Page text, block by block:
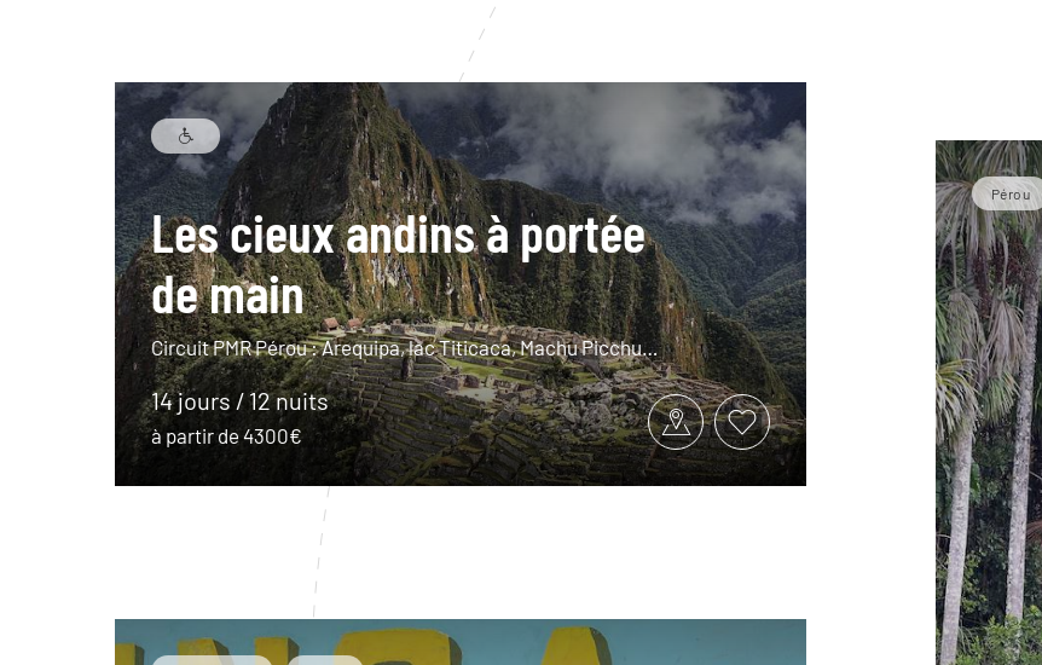
Les cieux andins à portée
de main
Circuit PMR Pérou : Arequipa, lac Titicaca, Machu Picchu…
14 jours / 12 nuits
à partir de 4300€
Pérou